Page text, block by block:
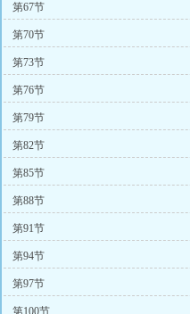
第67节
第70节
第73节
第76节
第79节
第82节
第85节
第88节
第91节
第94节
第97节
第100节